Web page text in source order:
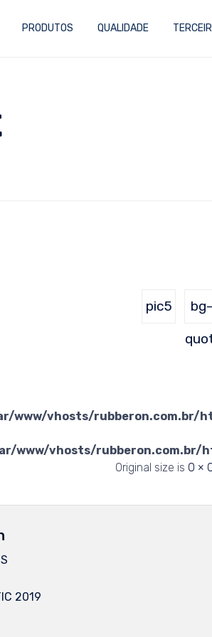
PRODUTOS QUALIDADE
pic5
bg-
www/vhosts/rubberon.com.br/
www/vhosts/
Original size is 0 ×
2019